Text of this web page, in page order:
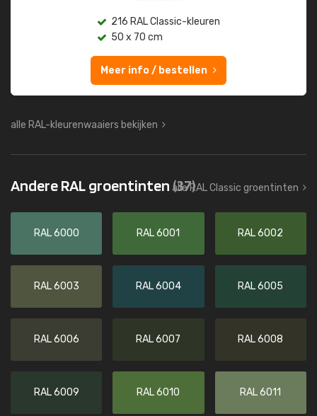
216 RAL Classic-kleuren
50 x 70 cm
Meer info / bestellen
alle RAL-kleurenwaaiers bekijken
Andere RAL groentinten(37)
alle RAL Classic groentinten
RAL 6000 RAL 6001 RAL 6002
RAL 6003 RAL 6004 RAL 6005
RAL 6006 RAL 6007 RAL 6008
RAL 6009 RAL 6010 RAL 6011